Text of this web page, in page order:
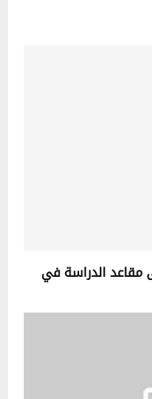
مقاعد الدراسة في